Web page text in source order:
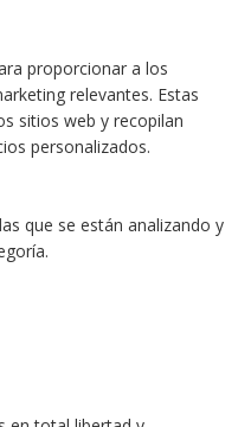
proporcionar a los
relevantes. Estas
sitios web y recopilan
personalizados.
que se están analizando y